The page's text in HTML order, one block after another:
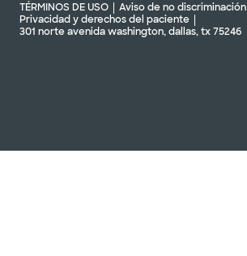
TÉRMINOS DE USO
Aviso de no discriminación
Privacidad y derechos del paciente
301 norte avenida washington, dallas, tx 75246